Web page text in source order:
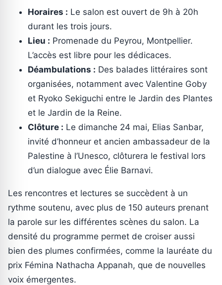
Horaires : Le salon est ouvert de 9h à 20h
durant les trois jours.
Lieu : Promenade du Peyrou, Montpellier.
L’accès est libre pour les dédicaces.
Déambulations : Des balades littéraires sont
organisées, notamment avec Valentine Goby
et Ryoko Sekiguchi entre le Jardin des Plantes
et le Jardin de la Reine.
Clôture : Le dimanche 24 mai, Elias Sanbar,
invité d’honneur et ancien ambassadeur de la
Palestine à l’Unesco, clôturera le festival lors
d’un dialogue avec Élie Barnavi.
Les rencontres et lectures se succèdent à un
rythme soutenu, avec plus de 150 auteurs prenant
la parole sur les différentes scènes du salon. La
densité du programme permet de croiser aussi
bien des plumes confirmées, comme la lauréate du
prix Fémina Nathacha Appanah, que de nouvelles
voix émergentes.